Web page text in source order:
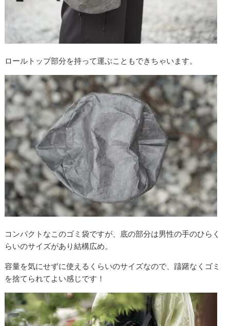
ロールトップ部分を持って運ぶこともできちゃいます。
コンパクトなこのゴミ袋ですが、底の部分は男性の手のひらく
らいのサイズがあり結構広め。
容量を気にせずに使えるくらいのサイズなので、躊躇なくゴミ
を捨てられてよい感じです！